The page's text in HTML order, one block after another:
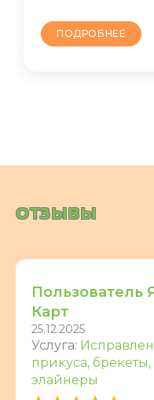
ПОДРОБНЕЕ
ОТЗЫВЫ
Пользователь
Карт
25.12.2025
Услуга:
прикуса, брекеты,
элайнеры